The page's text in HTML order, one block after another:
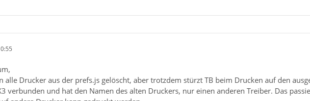
alle Drucker aus der prefs.js gelöscht, aber trotzdem stürzt TB beim Drucken auf den
verbunden und hat den Namen des alten Druckers, nur einen anderen Treiber. Das